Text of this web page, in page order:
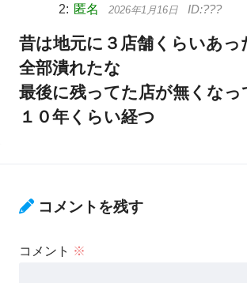
匿名 2026年1月16日
昔は地元に３店舗くらいあっ
全部潰れたな
最後に残ってた店が無くなっ
１０年くらい経つ
コメントを残す
コメント ※